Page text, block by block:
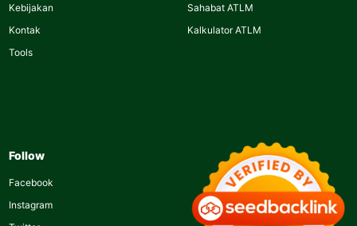
Kebijakan
Kontak
Tools
Sahabat ATLM
Kalkulator ATLM
Follow
Facebook
Instagram